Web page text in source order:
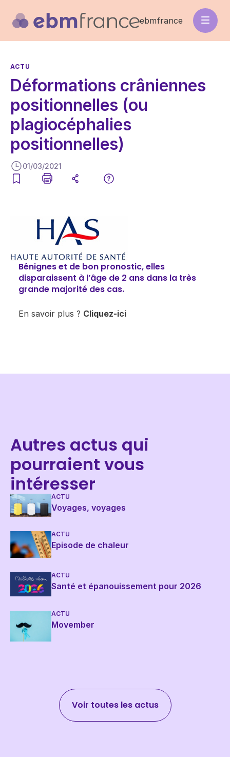
contenu
principal
ebmfrance
ACTU
Déformations crâniennes
positionnelles (ou
plagiocéphalies
positionnelles)
01/03/2021
Bénignes et de bon pronostic, elles​
disparaissent à l’âge de 2 ans dans la très
grande majorité des cas.
​​En savoir plus ? Cliquez-ici​
Autres actus qui
pourraient vous
intéresser
ACTU
Voyages, voyages
ACTU
Episode de chaleur
ACTU
Santé et épanouissement pour 2026
ACTU
Movember
Voir toutes les actus